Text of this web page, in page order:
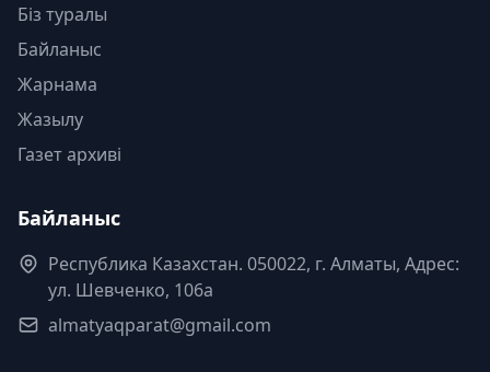
Біз туралы
Байланыс
Жарнама
Жазылу
Газет архиві
Байланыс
Республика Казахстан. 050022, г. Алматы, Адрес:
ул. Шевченко, 106а
almatyaqparat@gmail.com